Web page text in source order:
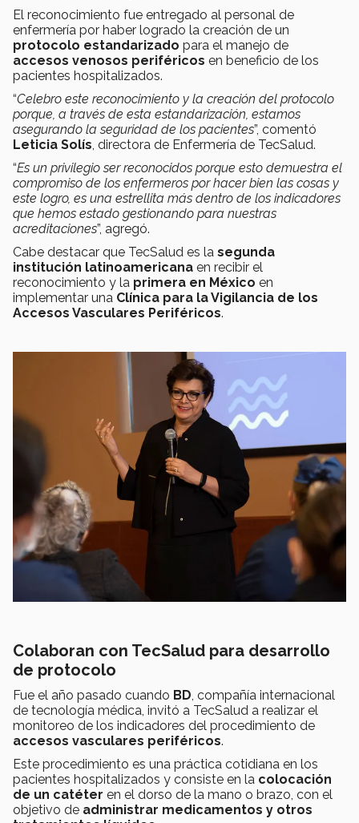
El reconocimiento fue entregado al personal de
enfermería por haber logrado la creación de un
protocolo estandarizado para el manejo de
accesos venosos periféricos en beneficio de los
pacientes hospitalizados.
“Celebro este reconocimiento y la creación del protocolo
porque, a través de esta estandarización, estamos
asegurando la seguridad de los pacientes”, comentó
Leticia Solís , directora de Enfermería de TecSalud.
“Es un privilegio ser reconocidos porque esto demuestra el
compromiso de los enfermeros por hacer bien las cosas y
este logro, es una estrellita más dentro de los indicadores
que hemos estado gestionando para nuestras
acreditaciones”, agregó.
Cabe destacar que TecSalud es la segunda
institución latinoamericana en recibir el
reconocimiento y la primera en México en
implementar una Clínica para la Vigilancia de los
Accesos Vasculares Periféricos.
Colaboran con TecSalud para desarrollo
de protocolo
Fue el año pasado cuando BD , compañía internacional
de tecnología médica, invitó a TecSalud a realizar el
monitoreo de los indicadores del procedimiento de
accesos vasculares periféricos.
Este procedimiento es una práctica cotidiana en los
pacientes hospitalizados y consiste en la colocación
de un catéter en el dorso de la mano o brazo, con el
objetivo de administrar medicamentos y otros